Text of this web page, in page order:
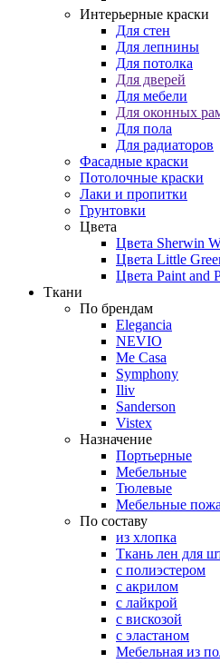
Интерьерные краски
Для стен
Для лепнины
Для потолка
Для дверей
Для мебели
Для оконных
Для пола
Для радиаторов
Фасадные краски
Потолочные краски
Лаки и пропитки
Грунтовки
Цвета
Цвета Sherwin
Цвета Little
Цвета Paint and
Ткани
По брендам
Elegancia
NEVIO
Me Casa
Symphony
Iliv
Sanderson
Vistex
Назначение
Портьерные
Мебельные
Тюлевые
Мебельные
По составу
из хлопка
Ткань лен для
с полиэстером
с акрилом
с лайкрой
с вискозой
с эластаном
Мебельная из